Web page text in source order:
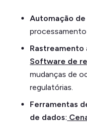
Automação
Software de
mudanças de
regulatórias.
Ferramentas
de dados: